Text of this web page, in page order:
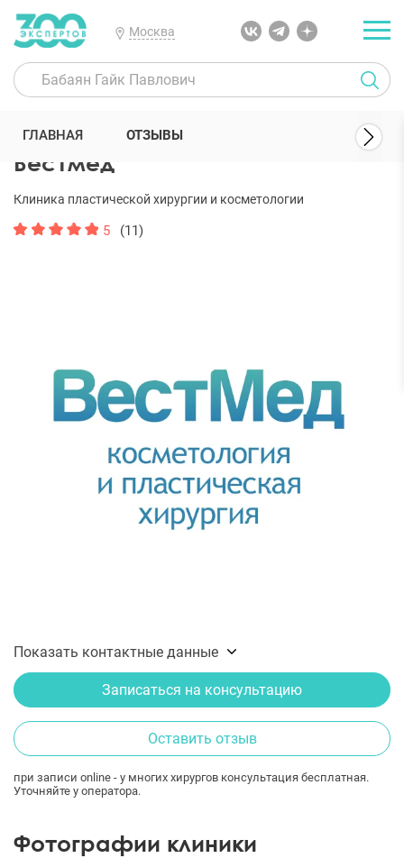
Москва
300 Экспертов Клиники
Вестмед
Клиника пластической хирургии и косметологии
5 (11)
Показать контактные данные
Записаться на консультацию
Оставить отзыв
при записи online - у многих хирургов консультация бесплатная.
Уточняйте у оператора.
ГЛАВНАЯ ОТЗЫВЫ
Фотографии клиники